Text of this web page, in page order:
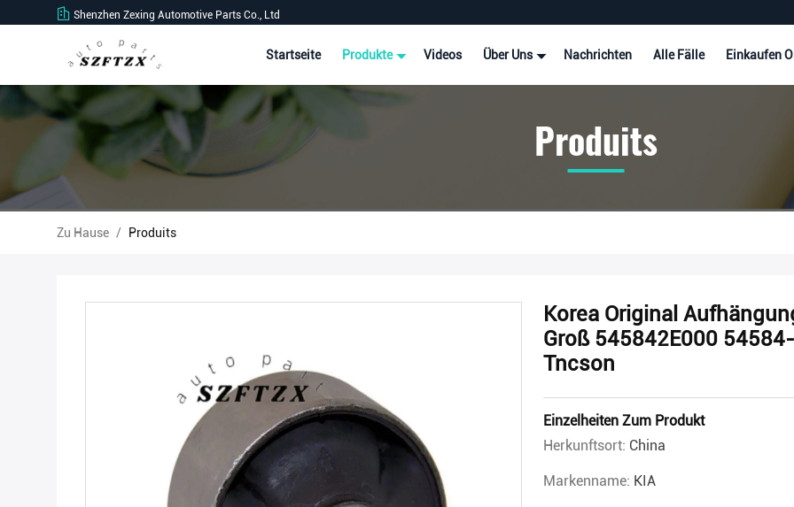
Shenzhen Zexing Automotive Parts Co., Ltd
Startseite Produkte Videos Über Uns Nachrichten Alle Fälle Einkaufen
Produits
Zu Hause / Produits
Korea Original
Groß 545842E000
Tncson
Einzelheiten Zum Produkt
Herkunftsort: China
Markenname: KIA